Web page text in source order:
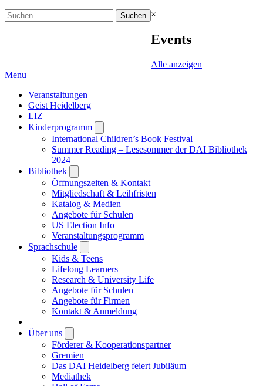
Suchen
nach:
×
Events
Alle anzeigen
Menu
Veranstaltungen
Geist Heidelberg
LIZ
Kinderprogramm
submenu
International Children’s Book Festival
Summer Reading – Lesesommer der DAI Bibliothek
2024
Bibliothek
submenu
Öffnungszeiten & Kontakt
Mitgliedschaft & Leihfristen
Katalog & Medien
Angebote für Schulen
US Election Info
Veranstaltungsprogramm
Sprachschule
submenu
Kids & Teens
Lifelong Learners
Research & University Life
Angebote für Schulen
Angebote für Firmen
Kontakt & Anmeldung
|
Über uns
submenu
Förderer & Kooperationspartner
Gremien
Das DAI Heidelberg feiert Jubiläum
Mediathek